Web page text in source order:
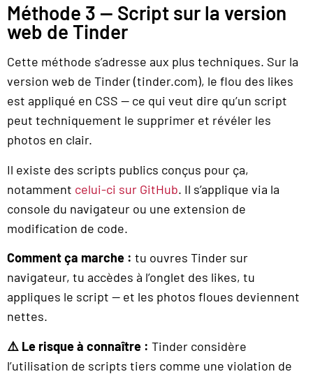
Méthode 3 — Script sur la version
web de Tinder
Cette méthode s’adresse aux plus techniques. Sur la
version web de Tinder (tinder.com), le flou des likes
est appliqué en CSS — ce qui veut dire qu’un script
peut techniquement le supprimer et révéler les
photos en clair.
Il existe des scripts publics conçus pour ça,
notamment celui-ci sur GitHub. Il s’applique via la
console du navigateur ou une extension de
modification de code.
Comment ça marche : tu ouvres Tinder sur
navigateur, tu accèdes à l’onglet des likes, tu
appliques le script — et les photos floues deviennent
nettes.
⚠️ Le risque à connaître : Tinder considère
l’utilisation de scripts tiers comme une violation de